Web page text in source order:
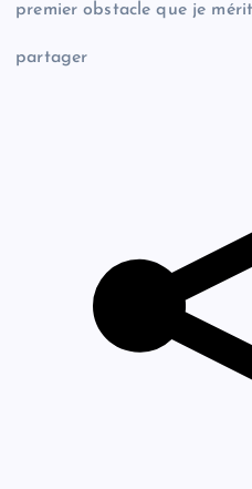
premier obstacle que je
partager